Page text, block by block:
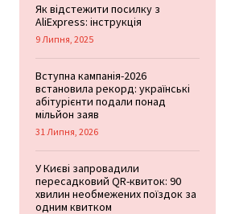
Як відстежити посилку з
AliExpress: інструкція
9 Липня, 2025
Вступна кампанія-2026
встановила рекорд: українські
абітурієнти подали понад
мільйон заяв
31 Липня, 2026
У Києві запровадили
пересадковий QR-квиток: 90
хвилин необмежених поїздок за
одним квитком